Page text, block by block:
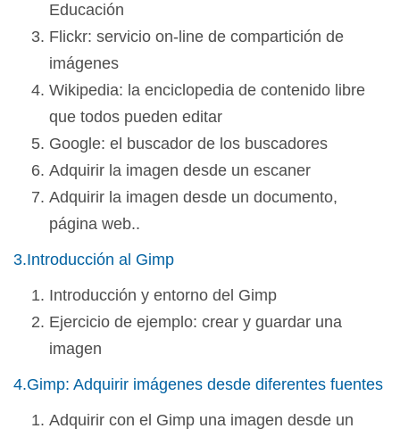
Educación
Flickr: servicio on-line de compartición de
imágenes
Wikipedia: la enciclopedia de contenido libre
que todos pueden editar
Google: el buscador de los buscadores
Adquirir la imagen desde un escaner
Adquirir la imagen desde un documento,
página web..
3.Introducción al Gimp
Introducción y entorno del Gimp
Ejercicio de ejemplo: crear y guardar una
imagen
4.Gimp: Adquirir imágenes desde diferentes fuentes
Adquirir con el Gimp una imagen desde un